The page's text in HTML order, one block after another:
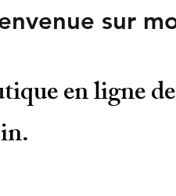
sur mon
en ligne